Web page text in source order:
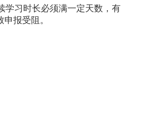
习时长必须满一定天数，有
报受阻。